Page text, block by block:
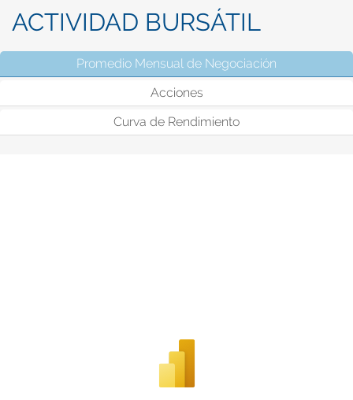
ACTIVIDAD BURSÁTIL
Promedio Mensual de Negociación
Acciones
Curva de Rendimiento